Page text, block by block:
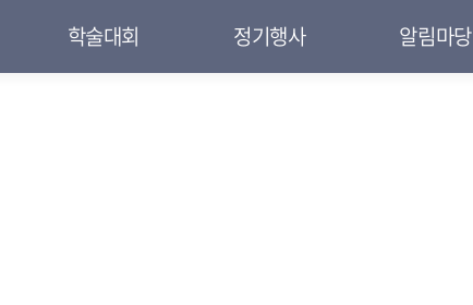
학술대회 정기행사 알림마당